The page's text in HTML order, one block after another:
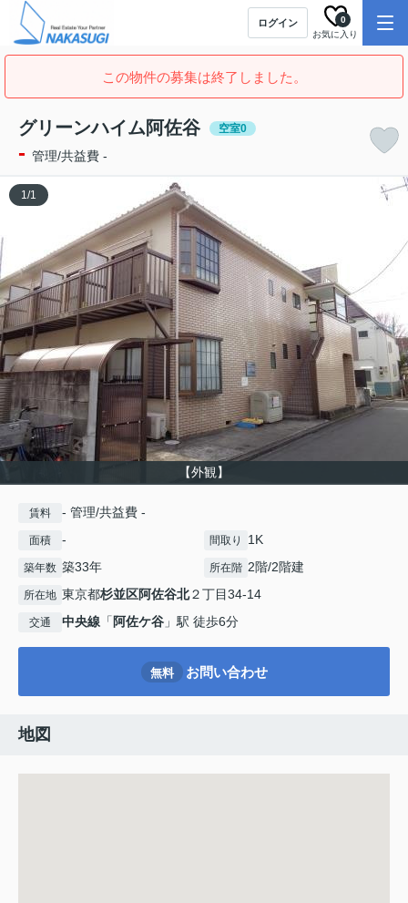
ログイン
お気に入り
0
この物件の募集は終了しました。
グリーンハイム阿佐谷 空室0
- 管理/共益費 -
【外観】
1/1
賃料 - 管理/共益費 -
面積 - 間取り 1K
築年数 築33年 所在階 2階/2階建
所在地 東京都杉並区阿佐谷北２丁目34-14
交通 中央線 「 阿佐ケ谷 」駅 徒歩6分
無料 お問い合わせ
地図